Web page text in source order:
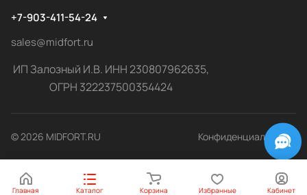
+7-903-411-54-24
sales@midfort.ru
ИП Залозный И.В. ИНН 230807962635,
ОГРН 322237500354424
© 2026 MIDFORT.RU Конфиденциальность
Главная Каталог Корзина Избранные Кабинет